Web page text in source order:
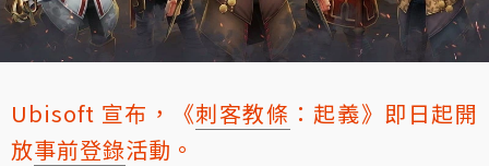
Ubisoft 宣布，《刺客教條 ：起義》即日起開
放事前登錄活動。